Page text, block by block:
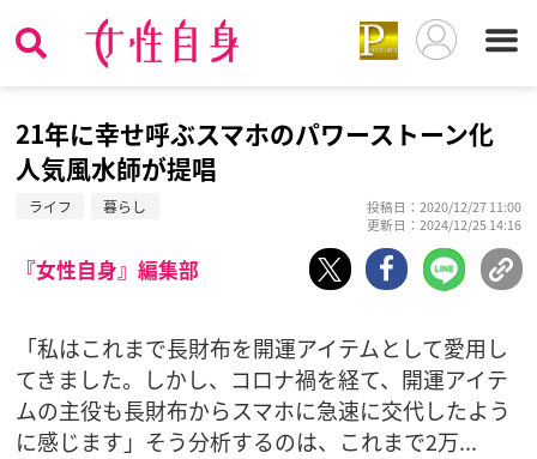
21年に幸せ呼ぶスマホのパワーストーン化
人気風水師が提唱
ライフ 暮らし
投稿日：2020/12/27 11:00
更新日：2024/12/25 14:16
『女性自身』編集部
「私はこれまで長財布を開運アイテムとして愛用し
てきました。しかし、コロナ禍を経て、開運アイテ
ムの主役も長財布からスマホに急速に交代したよう
に感じます」そう分析するのは、これまで2万...